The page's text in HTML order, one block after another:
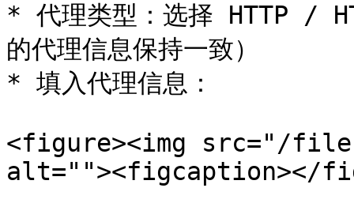
* 代理类型：选择 HTTP /
的代理信息保持一致）
* 填入代理信息：
<figure><img src="/files/
alt=""><figcaption></